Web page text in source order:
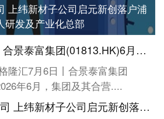
上纬新材子公司启元新创落户浦
研发及产业化总部
股票配资平台下载 合景泰富集团(01813.HK)6月预售额2.54亿元 同比减少61.1%
隆汇7月6日丨合景泰富集团
年6月，集团及其合营....
哈尔滨股票配资公司 上纬新材子公司启元新创落户浦东，打造个人机器人研发及产业化总部